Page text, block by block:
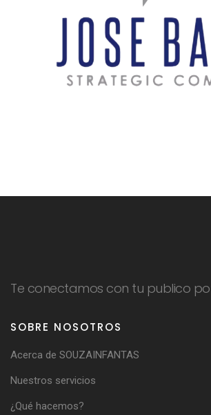
Te conectamos con tu publico
SOBRE NOSOTROS
Acerca de SOUZAINFANTAS
Nuestros servicios
¿Qué hacemos?